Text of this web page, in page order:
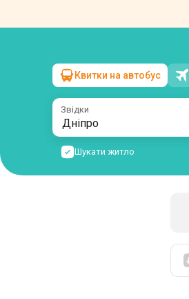
Дніпро → Вараш
сб, 8 серпня/1 пасажир
Квитки на автобус
Звідки
Шукати житло